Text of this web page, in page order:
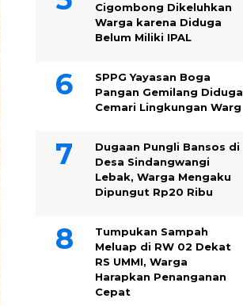
Cigombong Dikeluhkan
Warga karena Diduga
Belum Miliki IPAL
SPPG Yayasan Boga
Pangan Gemilang Diduga
Cemari Lingkungan Warg
Dugaan Pungli Bansos di
Desa Sindangwangi
Lebak, Warga Mengaku
Dipungut Rp20 Ribu
Tumpukan Sampah
Meluap di RW 02 Dekat
RS UMMI, Warga
Harapkan Penanganan
Cepat